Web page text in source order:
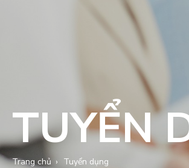
TUYỂN
Trang chủ Tuyển dụng